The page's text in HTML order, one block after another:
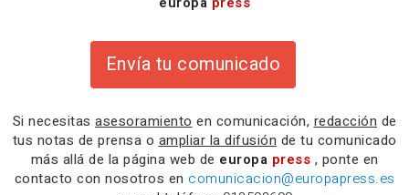
Envía tu comunicado
Si necesitas asesoramiento en comunicación, redacción de
tus notas de prensa o ampliar la difusión de tu comunicado
más allá de la página web de europa press , ponte en
contacto con nosotros en comunicacion@europapress.es